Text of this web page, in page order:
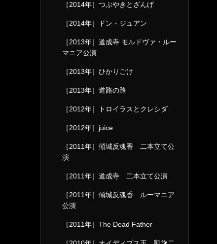
［2014年］つぶやきとざんげ
［2014年］ドン・ジュアン
［2013年］道成寺 モルドヴァ・ルー
マニア公演
［2013年］ひかりごけ
［2013年］道路の路
［2012年］トロイラスとクレシダ
［2012年］juice
［2011年］傾城反魂香 二本立て公
演
［2011年］道成寺 二本立て公演
［2011年］傾城反魂香 ルーマニア
公演
［2011年］The Dead Father